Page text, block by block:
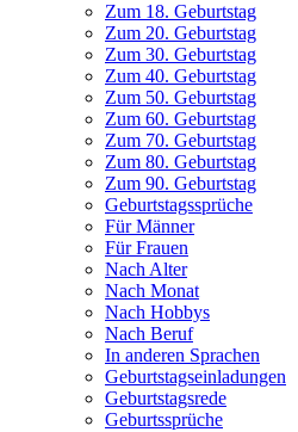
Zum 18. Geburtstag
Zum 20. Geburtstag
Zum 30. Geburtstag
Zum 40. Geburtstag
Zum 50. Geburtstag
Zum 60. Geburtstag
Zum 70. Geburtstag
Zum 80. Geburtstag
Zum 90. Geburtstag
Geburtstagssprüche
Für Männer
Für Frauen
Nach Alter
Nach Monat
Nach Hobbys
Nach Beruf
In anderen Sprachen
Geburtstagseinladungen
Geburtstagsrede
Geburtssprüche